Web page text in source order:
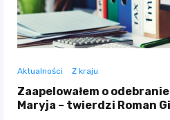
Aktualności Z kraju
Zaapelowałem o
Maryja – twierdzi Roman